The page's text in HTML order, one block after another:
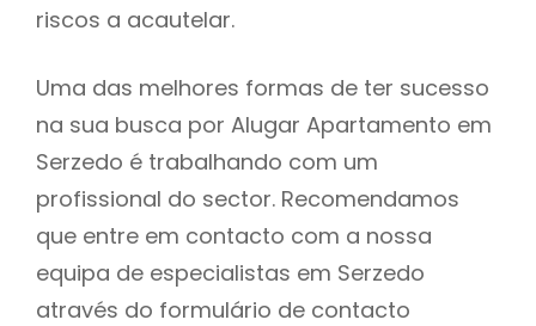
riscos a acautelar.
Uma das melhores formas de ter sucesso
na sua busca por Alugar Apartamento em
Serzedo é trabalhando com um
profissional do sector. Recomendamos
que entre em contacto com a nossa
equipa de especialistas em Serzedo
através do formulário de contacto